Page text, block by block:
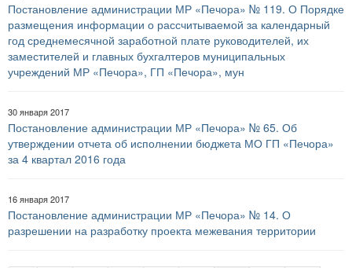
Постановление администрации МР «Печора» № 119. О Порядке
размещения информации о рассчитываемой за календарный
год среднемесячной заработной плате руководителей, их
заместителей и главных бухгалтеров муниципальных
учреждений МР «Печора», ГП «Печора», мун
30 января 2017
Постановление администрации МР «Печора» № 65. Об
утверждении отчета об исполнении бюджета МО ГП «Печора»
за 4 квартал 2016 года
16 января 2017
Постановление администрации МР «Печора» № 14. О
разрешении на разработку проекта межевания территории